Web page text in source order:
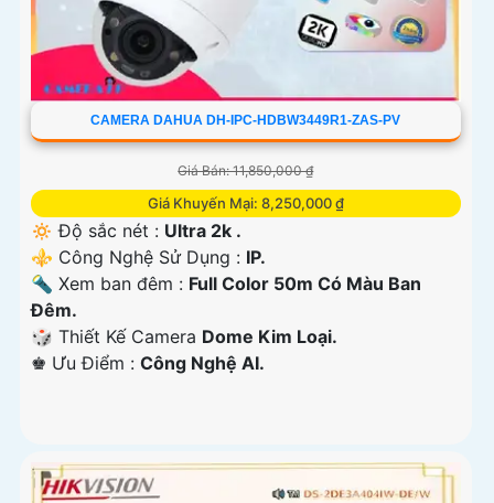
CAMERA DAHUA DH-IPC-HDBW3449R1-ZAS-PV
Giá Bán: 11,850,000 ₫
Giá Khuyến Mại: 8,250,000 ₫
🔅 Độ sắc nét : Ultra 2k .
⚜️ Công Nghệ Sử Dụng : IP.
🔦 Xem ban đêm : Full Color 50m Có Màu Ban
Đêm.
🎲 Thiết Kế Camera Dome Kim Loại.
️♚ Ưu Điểm : Công Nghệ AI.